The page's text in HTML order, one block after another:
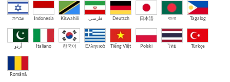
עברית Indonesia Kiswahili فارسی Deutsch 日本語 বাংলা Tagalog
اُردو Italiano 한국어 Ελληνικά Tiếng Việt Polski ไทย Türkçe
Română